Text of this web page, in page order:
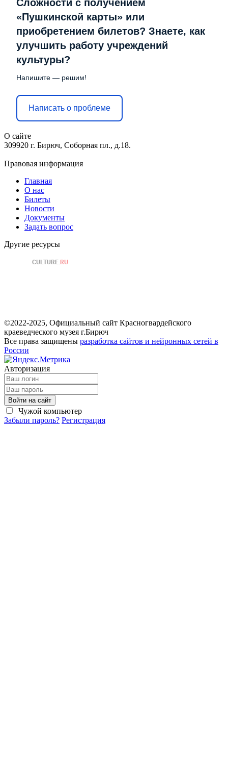
Сложности с получением
«Пушкинской карты» или
приобретением билетов? Знаете, как
улучшить работу учреждений
культуры?
Напишите — решим!
Написать о проблеме
О сайте
309920 г. Бирюч, Соборная пл., д.18.
Правовая информация
Главная
О нас
Билеты
Новости
Документы
Задать вопрос
Другие ресурсы
©2022-2025, Официальный сайт Красногвардейского
краеведческого музея г.Бирюч
Все права защищены разработка сайтов и нейронных сетей в
России
Авторизация
Войти на сайт
Чужой компьютер
Забыли пароль? Регистрация